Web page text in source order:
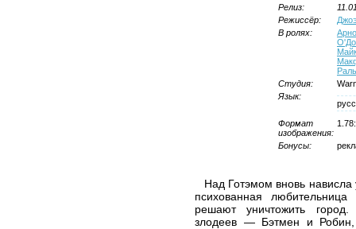
Релиз:
Режиссёр:
В ролях:
Студия:
Язык:
Формат
изображения:
Бонусы:
Над Готэмом вновь
психованная
решают уничтожить город.
злодеев — Бэтмен и Робин,